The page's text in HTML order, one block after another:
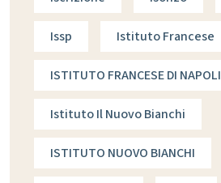
Issp Istituto Francese
ISTITUTO FRANCESE DI NAPOLI
Istituto Il Nuovo Bianchi
ISTITUTO NUOVO BIANCHI